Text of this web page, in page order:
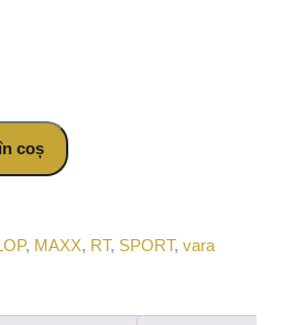
SPORT MAXX RT 2
coș
, MAXX, RT, SPORT, vara